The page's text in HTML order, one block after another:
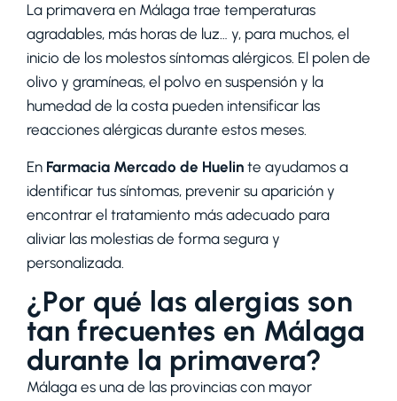
La primavera en Málaga trae temperaturas
agradables, más horas de luz… y, para muchos, el
inicio de los molestos síntomas alérgicos. El polen de
olivo y gramíneas, el polvo en suspensión y la
humedad de la costa pueden intensificar las
reacciones alérgicas durante estos meses.
En Farmacia Mercado de Huelin te ayudamos a
identificar tus síntomas, prevenir su aparición y
encontrar el tratamiento más adecuado para
aliviar las molestias de forma segura y
personalizada.
¿Por qué las alergias son
tan frecuentes en Málaga
durante la primavera?
Málaga es una de las provincias con mayor